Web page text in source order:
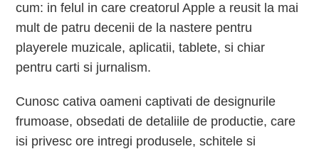
cum: in felul in care creatorul Apple a reusit la mai
mult de patru decenii de la nastere pentru
playerele muzicale, aplicatii, tablete, si chiar
pentru carti si jurnalism.
Cunosc cativa oameni captivati de designurile
frumoase, obsedati de detaliile de productie, care
isi privesc ore intregi produsele, schitele si